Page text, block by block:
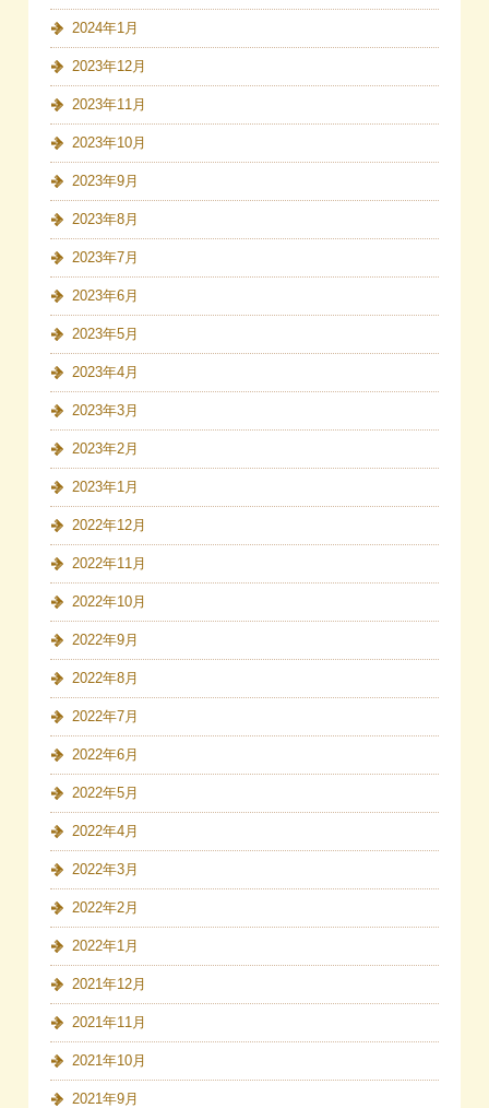
2024年1月
2023年12月
2023年11月
2023年10月
2023年9月
2023年8月
2023年7月
2023年6月
2023年5月
2023年4月
2023年3月
2023年2月
2023年1月
2022年12月
2022年11月
2022年10月
2022年9月
2022年8月
2022年7月
2022年6月
2022年5月
2022年4月
2022年3月
2022年2月
2022年1月
2021年12月
2021年11月
2021年10月
2021年9月